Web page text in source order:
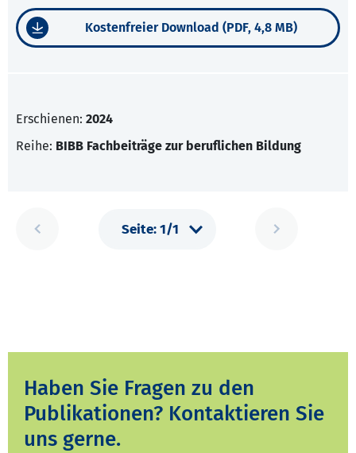
Kostenfreier Download (PDF, 4,8 MB)
Erschienen: 2024
Reihe: BIBB Fachbeiträge zur beruflichen Bildung
Haben Sie Fragen zu den
Publikationen? Kontaktieren Sie
uns gerne.